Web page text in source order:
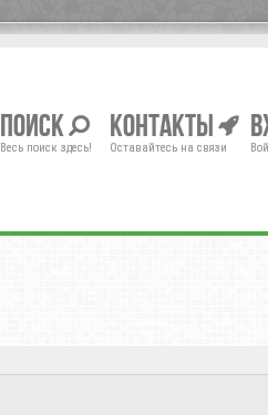
Поиск
Весь поиск здесь!
Контакты
Оставайтесь на связи